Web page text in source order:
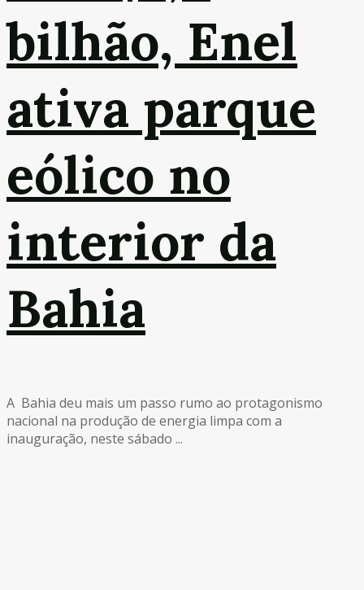
bilhão, Enel
ativa parque
eólico no
interior da
Bahia
A Bahia deu mais um passo rumo ao protagonismo
nacional na produção de energia limpa com a
inauguração, neste sábado ...